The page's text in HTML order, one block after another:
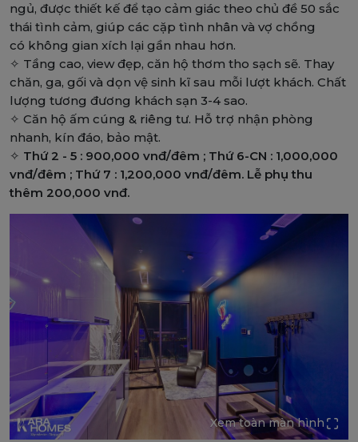
ngủ, được thiết kế để tạo cảm giác theo chủ đề 50 sắc
thái tình cảm, giúp các cặp tình nhân và vợ chồng
có không gian xích lại gần nhau hơn.
✧ Tầng cao, view đẹp, căn hộ thơm tho sạch sẽ. Thay
chăn, ga, gối và dọn vệ sinh kĩ sau mỗi lượt khách. Chất
lượng tương đương khách sạn 3-4 sao.
✧ Căn hộ ấm cúng & riêng tư. Hỗ trợ nhận phòng
nhanh, kín đáo, bảo mật.
✧ Thứ 2 - 5 : 900,000 vnđ/đêm ; Thứ 6-CN : 1,000,000
vnđ/đêm ; Thứ 7 : 1,200,000 vnđ/đêm. Lễ phụ thu
thêm 200,000 vnđ.
Xem toàn màn hình